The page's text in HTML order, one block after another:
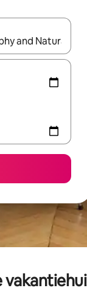
zijn, maak je een